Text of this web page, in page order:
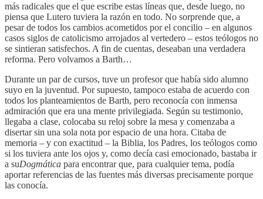
más radicales que el que escribe estas líneas que, desde luego, no
piensa que Lutero tuviera la razón en todo. No sorprende que, a
pesar de todos los cambios acometidos por el concilio – en algunos
casos siglos de catolicismo arrojados al vertedero – estos teólogos no
se sintieran satisfechos. A fin de cuentas, deseaban una verdadera
reforma. Pero volvamos a Barth…
Durante un par de cursos, tuve un profesor que había sido alumno
suyo en la juventud. Por supuesto, tampoco estaba de acuerdo con
todos los planteamientos de Barth, pero reconocía con inmensa
admiración que era una mente privilegiada. Según su testimonio,
llegaba a clase, colocaba su reloj sobre la mesa y comenzaba a
disertar sin una sola nota por espacio de una hora. Citaba de
memoria – y con exactitud – la Biblia, los Padres, los teólogos como
si los tuviera ante los ojos y, como decía casi emocionado, bastaba ir
a suDogmática para encontrar que, para cualquier tema, podía
aportar referencias de las fuentes más diversas precisamente porque
las conocía.